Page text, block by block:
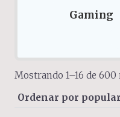
Gaming
Mostrando 1–16 de